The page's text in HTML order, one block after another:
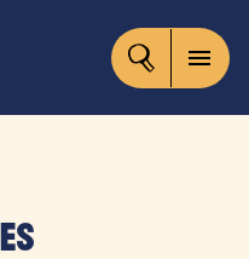
CONTENU
menu